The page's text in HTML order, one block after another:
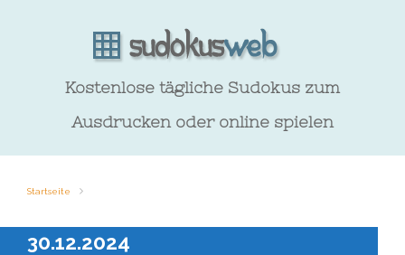
Kostenlose tägliche Sudokus zum
Ausdrucken oder online spielen
Startseite
30.12.2024